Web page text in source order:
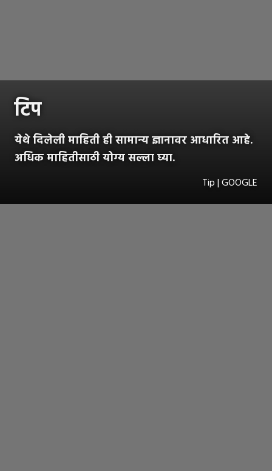
टिप
येथे दिलेली माहिती ही सामान्य ज्ञानावर आधारित आहे.
अधिक माहितीसाठी योग्य सल्ला घ्या.
Tip | GOOGLE